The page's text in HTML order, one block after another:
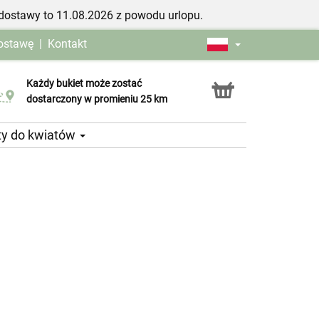
to 11.08.2026 z powodu urlopu.
| Kontakt
Każdy bukiet może zostać
dostarczony w promieniu 25 km
Usługa Click & Collect
do kwiatów